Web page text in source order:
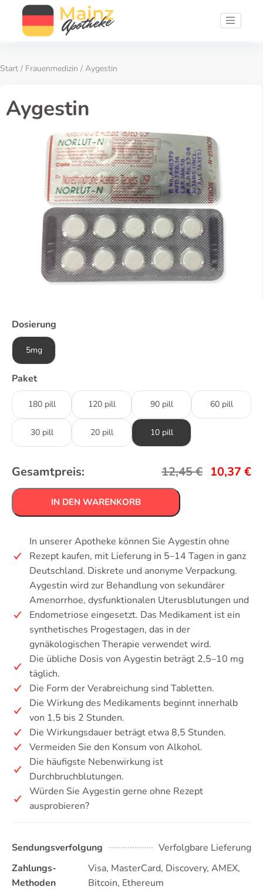
Start / Frauenmedizin / Aygestin
Aygestin
Dosierung
5mg
Paket
180 pill 120 pill 90 pill 60 pill
30 pill 20 pill 10 pill
Gesamtpreis: 12,45€ 10,37 €
IN DEN WARENKORB
In unserer Apotheke können Sie Aygestin ohne
Rezept kaufen, mit Lieferung in 5–14 Tagen in ganz
Deutschland. Diskrete und anonyme Verpackung.
Aygestin wird zur Behandlung von sekundärer
Amenorrhoe, dysfunktionalen Uterusblutungen und
Endometriose eingesetzt. Das Medikament ist ein
synthetisches Progestagen, das in der
gynäkologischen Therapie verwendet wird.
Die übliche Dosis von Aygestin beträgt 2,5–10 mg
täglich.
Die Form der Verabreichung sind Tabletten.
Die Wirkung des Medikaments beginnt innerhalb
von 1,5 bis 2 Stunden.
Die Wirkungsdauer beträgt etwa 8,5 Stunden.
Vermeiden Sie den Konsum von Alkohol.
Die häufigste Nebenwirkung ist
Durchbruchblutungen.
Würden Sie Aygestin gerne ohne Rezept
ausprobieren?
Sendungsverfolgung
Verfolgbare Lieferung
Zahlungs-
Methoden
Visa, MasterCard, Discovery, AMEX,
Bitcoin, Ethereum